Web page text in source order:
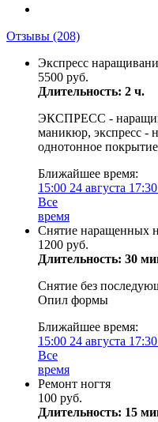
Отзывы (208)
Экспресс
5500 руб.
Длительность: 2 ч.
ЭКСПРЕСС -
маникюр, экспресс -
однотонное
Ближайшее время:
15:00 24 августа 17:30
Все
время
Снятие наращенных
1200 руб.
Длительность: 30
Снятие без
Опил формы
Ближайшее время:
15:00 24 августа 17:30
Все
время
Ремонт ногтя
100 руб.
Длительность: 15